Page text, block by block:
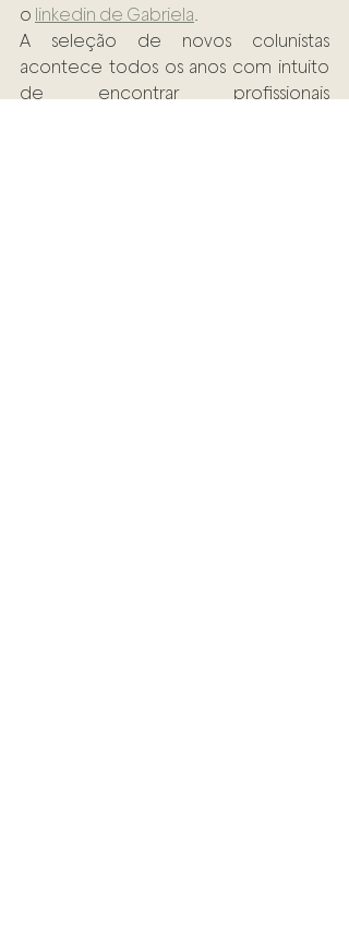
o linkedin de Gabriela.
A seleção de novos colunistas
acontece todos os anos com intuito
de encontrar profissionais